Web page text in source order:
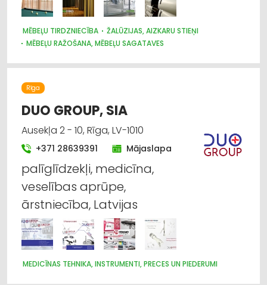
MĒBEĻU TIRDZNIECĪBA
ŽALŪZIJAS, AIZKARU STIEŅI
MĒBEĻU RAŽOŠANA, MĒBEĻU SAGATAVES
DIZAINS UN INTERJERS; PRIEKŠMETI UN PAKALPOJUMI
MARKĪZES
SUVENĪRI, DĀVANAS
Rīga
DUO GROUP, SIA
Ausekļa 2 - 10, Rīga, LV-1010
+371 28639391 Mājaslapa
palīglīdzekļi, medicīna,
veselības aprūpe,
ārstniecība, Latvijas
MEDICĪNAS TEHNIKA, INSTRUMENTI, PRECES UN PIEDERUMI